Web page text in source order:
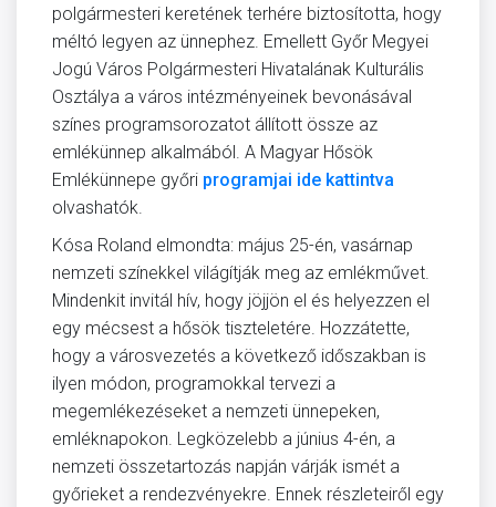
polgármesteri keretének terhére biztosította, hogy
méltó legyen az ünnephez. Emellett Győr Megyei
Jogú Város Polgármesteri Hivatalának Kulturális
Osztálya a város intézményeinek bevonásával
színes programsorozatot állított össze az
emlékünnep alkalmából. A Magyar Hősök
Emlékünnepe győri programjai ide kattintva
olvashatók.
Kósa Roland elmondta: május 25-én, vasárnap
nemzeti színekkel világítják meg az emlékművet.
Mindenkit invitál hív, hogy jöjjön el és helyezzen el
egy mécsest a hősök tiszteletére. Hozzátette,
hogy a városvezetés a következő időszakban is
ilyen módon, programokkal tervezi a
megemlékezéseket a nemzeti ünnepeken,
emléknapokon. Legközelebb a június 4-én, a
nemzeti összetartozás napján várják ismét a
győrieket a rendezvényekre. Ennek részleteiről egy